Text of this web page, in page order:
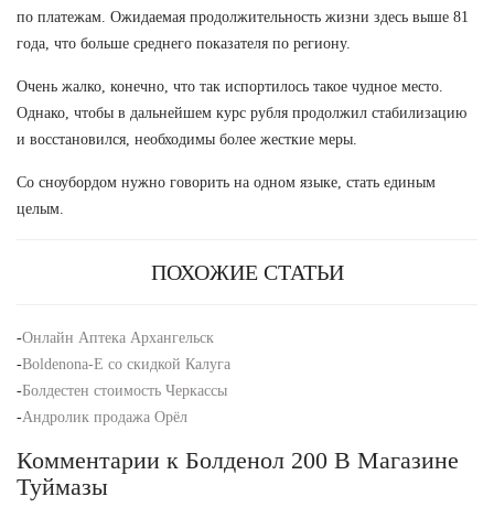
по платежам. Ожидаемая продолжительность жизни здесь выше 81
года, что больше среднего показателя по региону.
Очень жалко, конечно, что так испортилось такое чудное место.
Однако, чтобы в дальнейшем курс рубля продолжил стабилизацию
и восстановился, необходимы более жесткие меры.
Со сноубордом нужно говорить на одном языке, стать единым
целым.
ПОХОЖИЕ СТАТЬИ
-Онлайн Аптека Архангельск
-Boldenona-E со скидкой Калуга
-Болдестен стоимость Черкассы
-Андролик продажа Орёл
Комментарии к Болденол 200 В Магазине
Туймазы